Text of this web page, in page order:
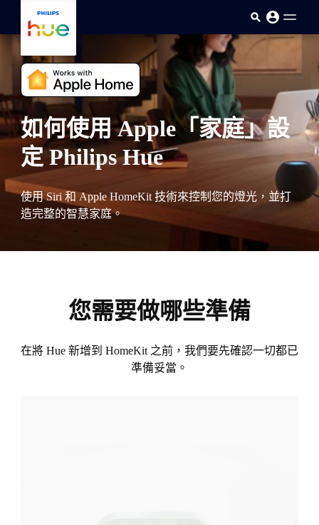
如何使用 Apple「家庭」設
定 Philips Hue
使用 Siri 和 Apple HomeKit 技術來控制您的燈光，並打
造完整的智慧家庭。
您需要做哪些準備
在將 Hue 新增到 HomeKit 之前，我們要先確認一切都已
準備妥當。